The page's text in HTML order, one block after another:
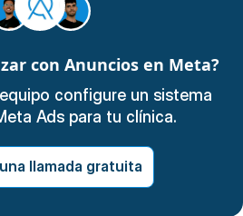
con Anuncios en Meta?
configure un sistema
Ads para tu clínica.
llamada gratuita